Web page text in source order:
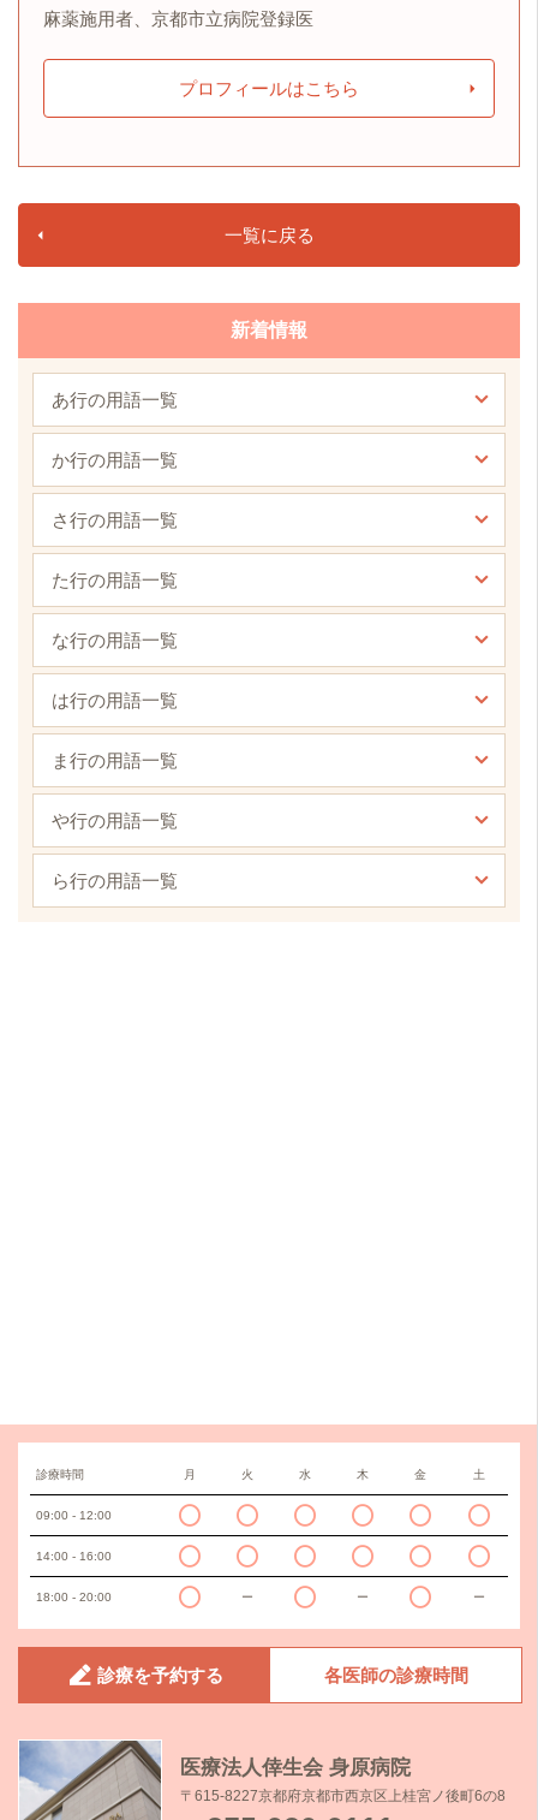
麻薬施用者、京都市立病院登録医
プロフィールはこちら
一覧に戻る
新着情報
あ行の用語一覧
か行の用語一覧
さ行の用語一覧
た行の用語一覧
な行の用語一覧
は行の用語一覧
ま行の用語一覧
や行の用語一覧
ら行の用語一覧
診療時間 月 火 水 木 金 土
09:00 - 12:00
14:00 - 16:00
18:00 - 20:00 ー ー ー
診療を予約する 各医師の診療時間
医療法人倖生会 身原病院
〒615-8227京都府京都市西京区上桂宮ノ後町6の8